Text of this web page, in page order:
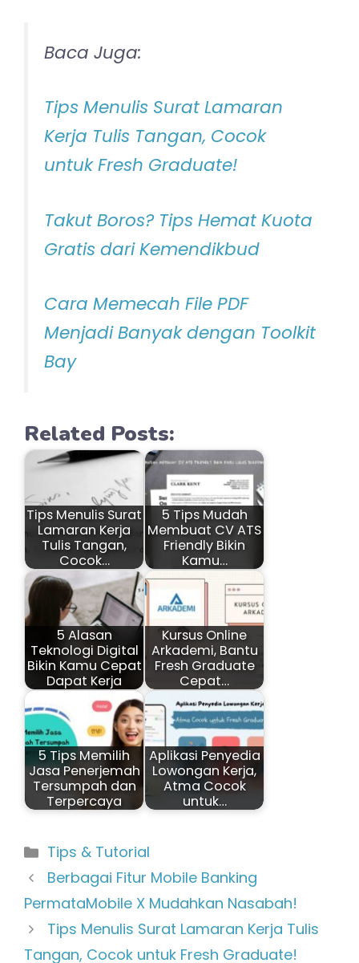
Baca Juga:
Tips Menulis Surat Lamaran
Kerja Tulis Tangan, Cocok
untuk Fresh Graduate!
Takut Boros? Tips Hemat Kuota
Gratis dari Kemendikbud
Cara Memecah File PDF
Menjadi Banyak dengan Toolkit
Bay
Related Posts:
Tips Menulis Surat
Lamaran Kerja
Tulis Tangan,
Cocok…
5 Tips Mudah
Membuat CV ATS
Friendly Bikin
Kamu…
5 Alasan
Teknologi Digital
Bikin Kamu Cepat
Dapat Kerja
Kursus Online
Arkademi, Bantu
Fresh Graduate
Cepat…
5 Tips Memilih
Jasa Penerjemah
Tersumpah dan
Terpercaya
Aplikasi Penyedia
Lowongan Kerja,
Atma Cocok
untuk…
Kategori
Tips & Tutorial
Berbagai Fitur Mobile Banking
PermataMobile X Mudahkan Nasabah!
Tips Menulis Surat Lamaran Kerja Tulis
Tangan, Cocok untuk Fresh Graduate!